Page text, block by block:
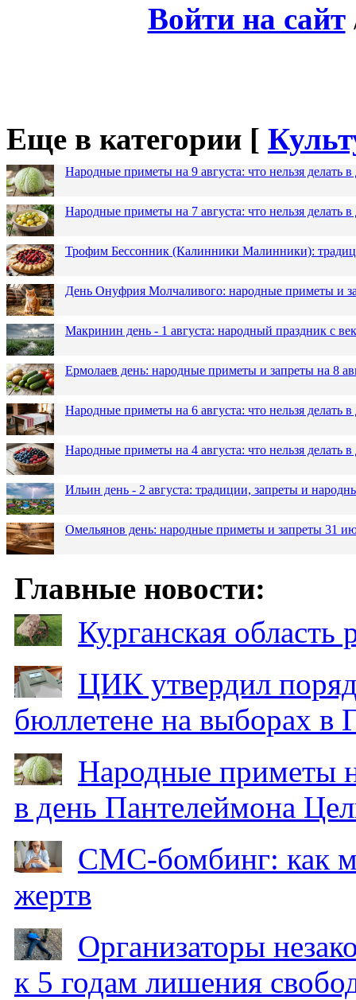
Войти на сайт
Еще в категории [
Народные приметы на 9 августа: что нельзя делать
Народные приметы на 7 августа: что нельзя делать
Трофим Бессонник (Калинники Малинники):
День Онуфрия Молчаливого: народные приметы и
Макринин день - 1 августа: народный праздник с
Ермолаев день: народные приметы и запреты на 8
Народные приметы на 6 августа: что нельзя делать
Народные приметы на 4 августа: что нельзя
Ильин день - 2 августа: традиции, запреты и
Омельянов день: народные приметы и запреты 31
Главные новости:
Курганская
ЦИК утвердил
бюллетене на выборах в
Народные приметы
в день Пантелеймона
СМС-бомбинг: как
жертв
Организаторы
к 5 годам лишения